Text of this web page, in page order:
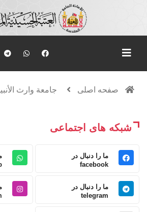
صفحه اصلی جامعة وارث
شبکه های اجتماعی
ما را دنبال در
facebook
ما را دنبال در
telegram